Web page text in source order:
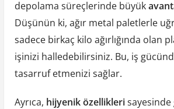
depolama süreçlerinde büyük
Düşünün ki, ağır metal paletlerle
sadece birkaç kilo ağırlığında olan
işinizi halledebilirsiniz. Bu, iş
tasarruf etmenizi sağlar.
Ayrıca, hijyenik özelliklerisayesinde